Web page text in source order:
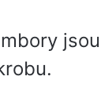
jsou